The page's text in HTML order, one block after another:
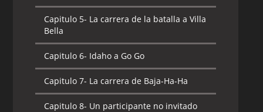
Capitulo 5- La carrera de la batalla a Villa
Bella
Capitulo 6- Idaho a Go Go
Capitulo 7- La carrera de Baja-Ha-Ha
Capitulo 8- Un participante no invitado